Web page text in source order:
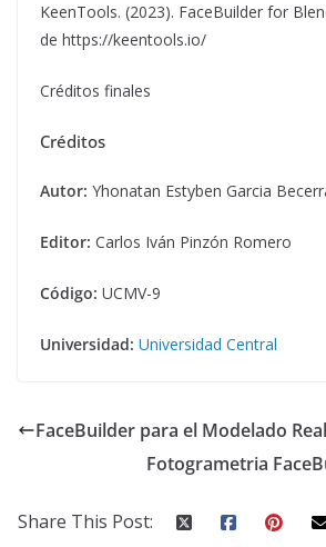
KeenTools. (2023). FaceBuilder for
de https://keentools.io/
Créditos finales
Créditos
Autor: Yhonatan Estyben Garcia
Editor: Carlos Iván Pinzón Romero
Código: UCMV-9
Universidad: Universidad Central
FaceBuilder para el Modelado
Fotogrametria
Share This Post: